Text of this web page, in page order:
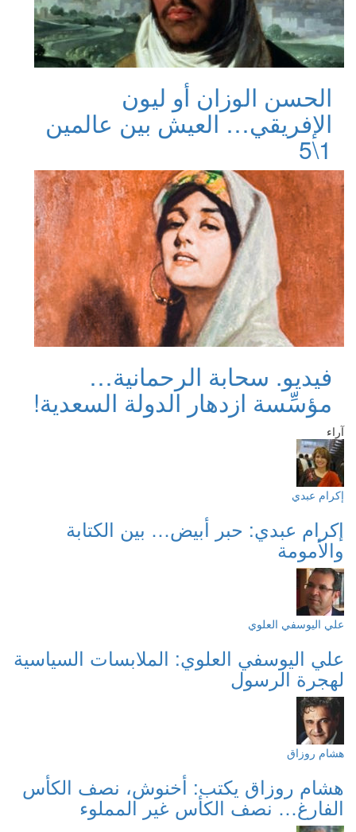
الحسن الوزان أو ليون
الإفريقي… العيش بين عالمين
1\5
فيديو. سحابة الرحمانية…
مؤسِّسة ازدهار الدولة السعدية!
آراء
إكرام عبدي
إكرام عبدي: حبر أبيض… بين الكتابة
والأمومة
علي اليوسفي العلوي
علي اليوسفي العلوي: الملابسات السياسية
لهجرة الرسول
هشام روزاق
هشام روزاق يكتب: أخنوش، نصف الكأس
الفارغ… نصف الكأس غير المملوء